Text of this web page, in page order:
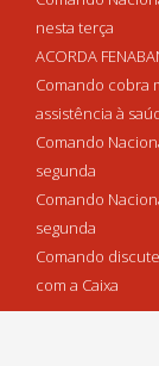
nesta terça
ACORDA
Comando cobra
assistência à
Comando
segunda
Comando
segunda
Comando
com a Caixa